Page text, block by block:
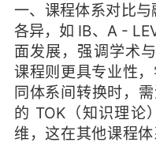
一、课程体系对比与
各异，如 IB、A -
面发展，强调学术
课程则更具专业性
同体系间转换时，
的 TOK（知识理论
维，这在其他课程体